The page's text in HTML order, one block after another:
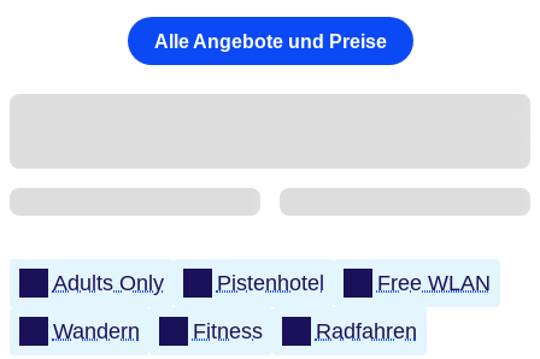
Alle Angebote und Preise
Adults Only Pistenhotel
Free WLAN
Wandern
Fitness Radfahren